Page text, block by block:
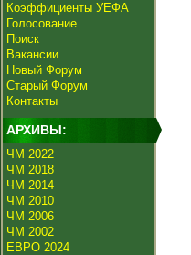
Коэффициенты УЕФА
Голосование
Поиск
Вакансии
Новый Форум
Старый Форум
Контакты
АРХИВЫ:
ЧМ 2022
ЧМ 2018
ЧМ 2014
ЧМ 2010
ЧМ 2006
ЧМ 2002
ЕВРО 2024